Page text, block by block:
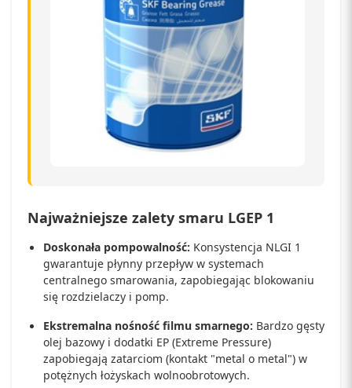
Najważniejsze zalety smaru LGEP 1
Doskonała pompowalność: Konsystencja NLGI 1
gwarantuje płynny przepływ w systemach
centralnego smarowania, zapobiegając blokowaniu
się rozdzielaczy i pomp.
Ekstremalna nośność filmu smarnego: Bardzo gęsty
olej bazowy i dodatki EP (Extreme Pressure)
zapobiegają zatarciom (kontakt "metal o metal") w
potężnych łożyskach wolnoobrotowych.